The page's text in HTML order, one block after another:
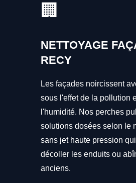
🏢
NETTOYAGE
RECY
Les façades noircissent
sous l'effet de la pollution
l'humidité. Nos perches
solutions dosées selon le
sans jet haute pression
décoller les enduits ou
anciens.